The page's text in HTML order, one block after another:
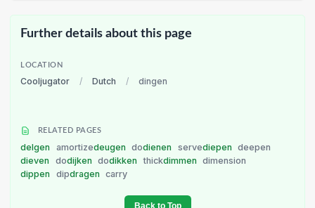
Further details about this page
LOCATION
Cooljugator / Dutch / dingen
RELATED PAGES
delgen amortizedeugen dodienen servediepen
deepen
dieven
dodijken dodikken thickdimmen
dimension
dippen
dipdragen carry
Back to Top